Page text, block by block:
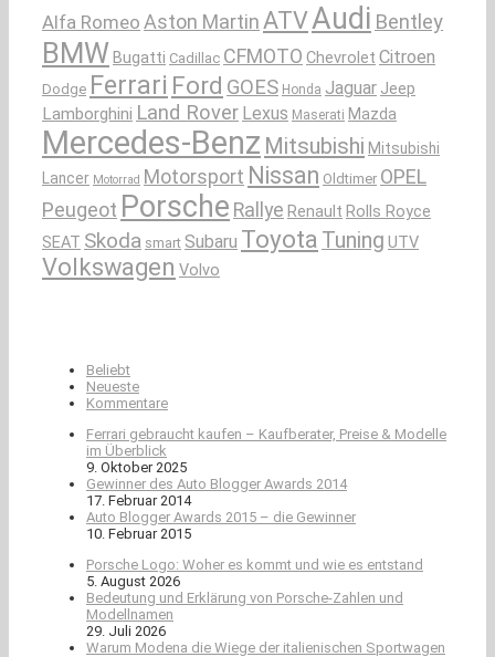
Alfa Romeo Aston MartinATVAudi Bentley
BMW Bugatti Cadillac CFMOTO Chevrolet Citroen
Dodge Ferrari Ford GOES Honda Jaguar Jeep
Lamborghini Land Rover Lexus Maserati Mazda
Mercedes-Benz Mitsubishi Mitsubishi
Lancer Motorrad Motorsport Nissan Oldtimer OPEL
Peugeot Porsche Rallye Renault Rolls Royce
SEAT Skoda smart Subaru Toyota Tuning UTV
Volkswagen Volvo
Beliebt
Neueste
Kommentare
Ferrari gebraucht kaufen – Kaufberater, Preise & Modelle
im Überblick
9. Oktober 2025
Gewinner des Auto Blogger Awards 2014
17. Februar 2014
Auto Blogger Awards 2015 – die Gewinner
10. Februar 2015
Porsche Logo: Woher es kommt und wie es entstand
5. August 2026
Bedeutung und Erklärung von Porsche-Zahlen und
Modellnamen
29. Juli 2026
Warum Modena die Wiege der italienischen Sportwagen